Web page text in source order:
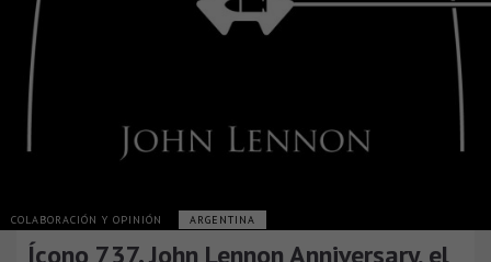
COLABORACIÓN Y OPINIÓN ARGENTINA